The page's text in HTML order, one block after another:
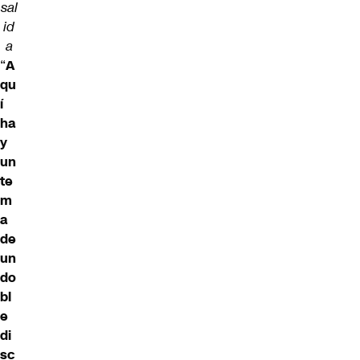
sal
id
a
“A
qu
í
ha
y
un
te
m
a
de
un
do
bl
e
di
sc